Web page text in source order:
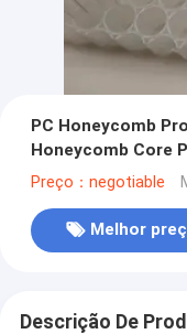
PC Honeycomb
Honeycomb Core
Preço：negotiable
Melhor
Descrição De